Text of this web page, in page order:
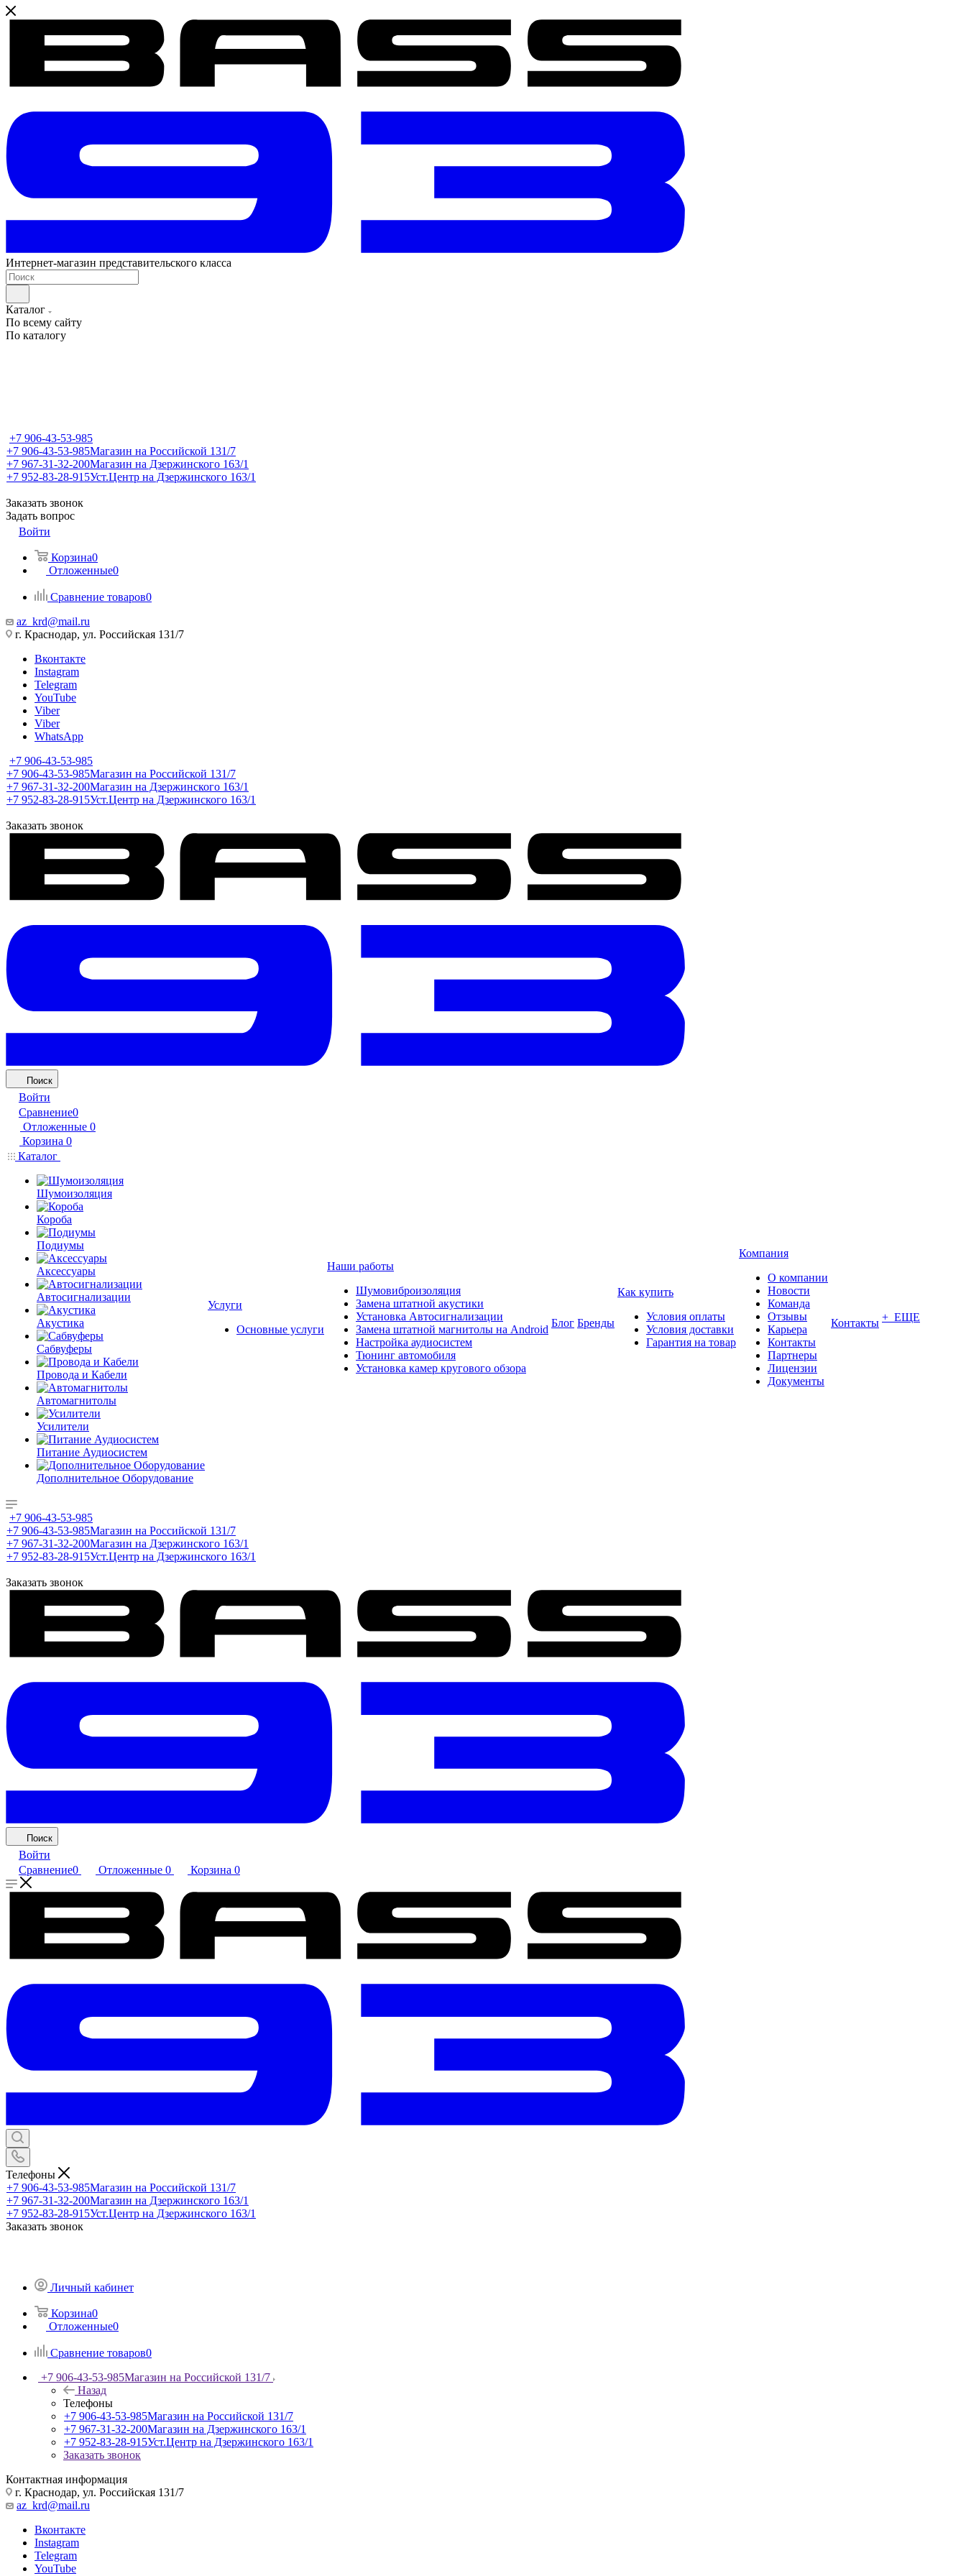
Интернет-магазин представительского класса
Каталог
По всему сайту
По каталогу
+7 906-43-53-985
+7 906-43-53-985Магазин на Российской 131/7
+7 967-31-32-200Магазин на Дзержинского 163/1
+7 952-83-28-915Уст.Центр на Дзержинского 163/1
Заказать звонок
Задать вопрос
Войти
Корзина0
Отложенные0
Сравнение товаров0
az_krd@mail.ru
г. Краснодар, ул. Российская 131/7
Вконтакте
Instagram
Telegram
YouTube
Viber
Viber
WhatsApp
+7 906-43-53-985
+7 906-43-53-985Магазин на Российской 131/7
+7 967-31-32-200Магазин на Дзержинского 163/1
+7 952-83-28-915Уст.Центр на Дзержинского 163/1
Заказать звонок
Поиск
Войти
Сравнение0
Отложенные 0
Корзина 0
Каталог
Шумоизоляция
Короба
Подиумы
Аксессуары
Автосигнализации
Акустика
Сабвуферы
Провода и Кабели
Автомагнитолы
Усилители
Питание Аудиосистем
Дополнительное Оборудование
Услуги
Основные услуги
Наши работы
Шумовиброизоляция
Замена штатной акустики
Установка Автосигнализации
Замена штатной магнитолы на Android
Настройка аудиосистем
Тюнинг автомобиля
Установка камер кругового обзора
Блог Бренды
Как купить
Условия оплаты
Условия доставки
Гарантия на товар
Компания
О компании
Новости
Команда
Отзывы
Карьера
Контакты
Партнеры
Лицензии
Документы
Контакты + ЕЩЕ
+7 906-43-53-985
+7 906-43-53-985Магазин на Российской 131/7
+7 967-31-32-200Магазин на Дзержинского 163/1
+7 952-83-28-915Уст.Центр на Дзержинского 163/1
Заказать звонок
Поиск
Войти
Сравнение0 Отложенные 0 Корзина 0
Телефоны
+7 906-43-53-985Магазин на Российской 131/7
+7 967-31-32-200Магазин на Дзержинского 163/1
+7 952-83-28-915Уст.Центр на Дзержинского 163/1
Заказать звонок
Личный кабинет
Корзина0
Отложенные0
Сравнение товаров0
+7 906-43-53-985Магазин на Российской 131/7
Назад
Телефоны
+7 906-43-53-985Магазин на Российской 131/7
+7 967-31-32-200Магазин на Дзержинского 163/1
+7 952-83-28-915Уст.Центр на Дзержинского 163/1
Заказать звонок
Контактная информация
г. Краснодар, ул. Российская 131/7
az_krd@mail.ru
Вконтакте
Instagram
Telegram
YouTube